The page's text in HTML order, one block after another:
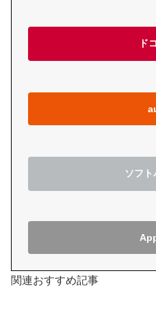
ド
ソフト
関連おすすめ記事